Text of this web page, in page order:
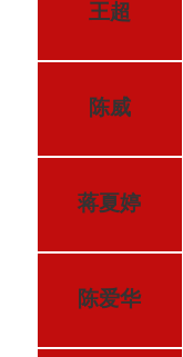
王超
陈威
蒋夏婷
陈爱华